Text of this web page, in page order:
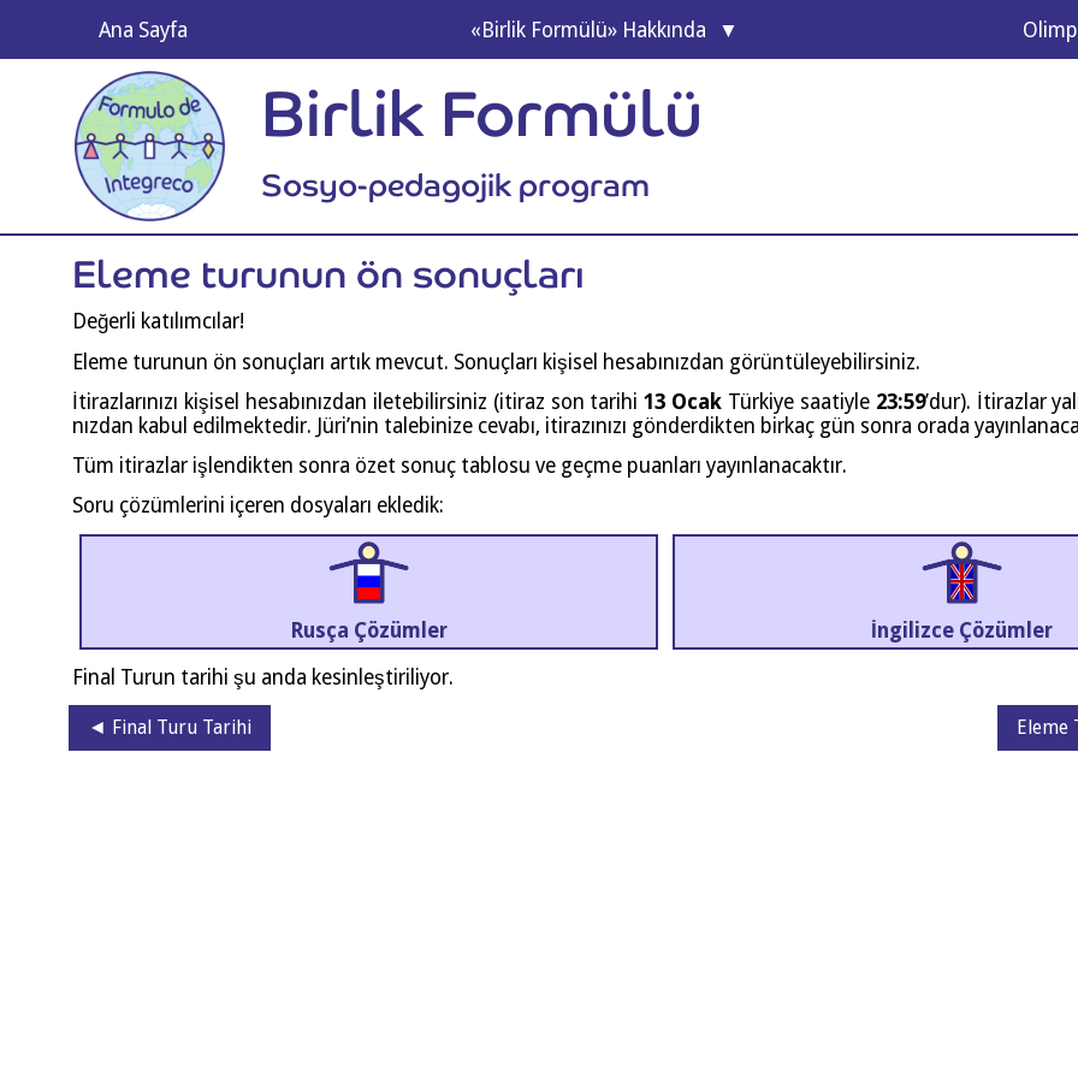
Ana Say­fa «Bir­lik For­mü­lü» Hakkında
Birlik Formülü
Sosyo-pedagojik program
Ele­me turu­nun ön sonuçları
Değer­li katılımcılar!
Ele­me turu­nun ön sonuç­la­rı artık mev­cut. Sonuç­la­rı kişi­sel hesa­bı­nız­dan görüntüleyebilirsiniz.
İtir­azl­ar­ın­ızı kişi­sel hesa­bı­nız­dan ile­te­bi­lir­si­niz (iti­raz son tari­hi13 Ocak Tür­ki­ye saatiy­le 23:59’dur). İtir­azl­ar
nız­dan kabul edil­mek­te­dir. Jüri­’­nin tale­bi­ni­ze ceva­bı, iti­ra­zı­nı­zı gön­der­dik­ten bir­kaç gün son­ra ora­da
Tüm iti­raz­lar işlen­dik­ten son­ra özet sonuç tab­lo­su ve geç­me puan­la­rı yayınlanacaktır.
Soru çözüm­le­ri­ni içe­ren dos­ya­la­rı ekledik:
Rus­ça Çözümler
İng­il­izce Çözümler
Final Turun tari­hi şu anda kesinleştiriliyor.
Eleme
◄ Final Turu Tarihi